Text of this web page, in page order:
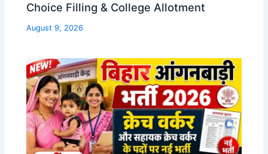
Choice Filling & College Allotment
August 9, 2026